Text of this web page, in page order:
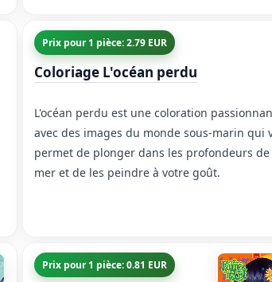
Prix pour 1 pièce: 2.79 EUR
Coloriage L'océan perdu
L'océan perdu est une coloration
avec des images du monde sous-marin qui
permet de plonger dans les profondeurs de
mer et de les peindre à votre goût.
Prix pour 1 pièce: 0.81 EUR